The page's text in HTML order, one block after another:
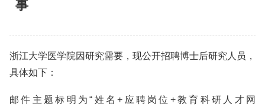
事
浙江大学医学院因研究需要，现公开招聘博士后研究人员，
具体如下：
邮件主题标明为“姓名+应聘岗位+教育科研人才网